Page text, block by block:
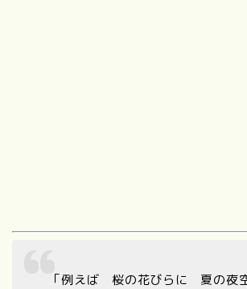
「例えば 桜の花びらに 夏の夜